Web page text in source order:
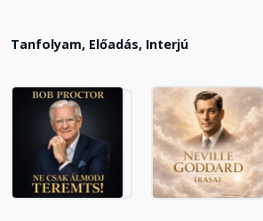
Tanfolyam, Előadás, Interjú